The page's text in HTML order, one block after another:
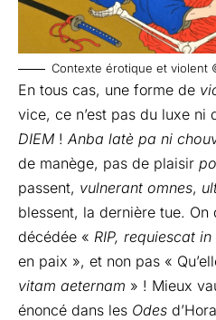
Contexte érotique et violent
En tous cas, une forme de
vice, ce n’est pas du luxe ni
DIEM ! Anba latè pa ni
de manège, pas de plaisir
passent, vulnerant omnes,
blessent, la dernière tue. On
décédée « RIP, requiescat
en paix », et non pas «
vitam aeternam » ! Mieux
énoncé dans les Odes